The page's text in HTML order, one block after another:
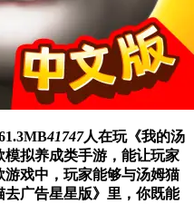
41747人在玩《我的汤
拟养成类手游，能让玩家
戏中，玩家能够与汤姆猫
广告星星版》里，你既能